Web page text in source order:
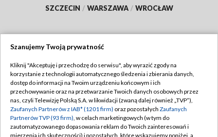
SZCZECIN / WARSZAWA / WROCŁAW
TVP
Abonament TVP
Emisja w TVP
Centrum informacji TVP
Regulamin TVP
Polityka prywatności
Moje zgody
Szanujemy Twoją prywatność
Kliknij "Akceptuję i przechodzę do serwisu", aby wyrazić zgody na
korzystanie z technologii automatycznego śledzenia i zbierania danych,
dostęp do informacji na Twoim urządzeniu końcowym i ich
przechowywanie oraz na przetwarzanie Twoich danych osobowych przez
nas, czyli Telewizję Polską S.A. w likwidacji (zwaną dalej również „TVP”),
Zaufanych Partnerów z IAB* (1201 firm) oraz pozostałych Zaufanych
Partnerów TVP (93 firm), w celach marketingowych (w tym do
zautomatyzowanego dopasowania reklam do Twoich zainteresowań i
mierzenia ich skuteczności) i pozostałych, które wskazujemy poniżej, a